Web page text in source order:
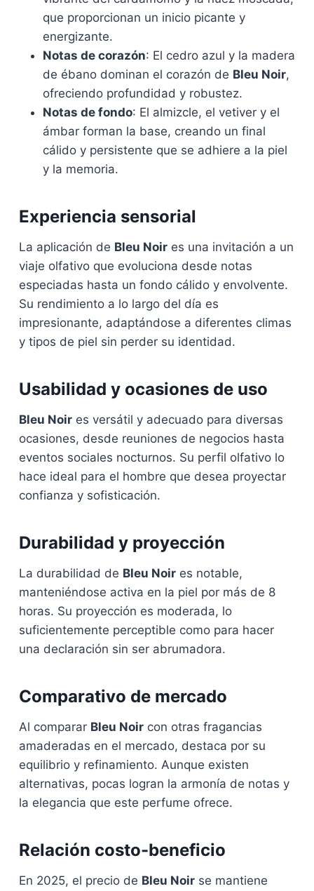
que proporcionan un inicio picante y
energizante.
Notas de corazón: El cedro azul y la madera
de ébano dominan el corazón de Bleu Noir,
ofreciendo profundidad y robustez.
Notas de fondo: El almizcle, el vetiver y el
ámbar forman la base, creando un final
cálido y persistente que se adhiere a la piel
y la memoria.
Experiencia sensorial
La aplicación de Bleu Noir es una invitación a un
viaje olfativo que evoluciona desde notas
especiadas hasta un fondo cálido y envolvente.
Su rendimiento a lo largo del día es
impresionante, adaptándose a diferentes climas
y tipos de piel sin perder su identidad.
Usabilidad y ocasiones de uso
Bleu Noir es versátil y adecuado para diversas
ocasiones, desde reuniones de negocios hasta
eventos sociales nocturnos. Su perfil olfativo lo
hace ideal para el hombre que desea proyectar
confianza y sofisticación.
Durabilidad y proyección
La durabilidad de Bleu Noir es notable,
manteniéndose activa en la piel por más de 8
horas. Su proyección es moderada, lo
suficientemente perceptible como para hacer
una declaración sin ser abrumadora.
Comparativo de mercado
Al comparar Bleu Noir con otras fragancias
amaderadas en el mercado, destaca por su
equilibrio y refinamiento. Aunque existen
alternativas, pocas logran la armonía de notas y
la elegancia que este perfume ofrece.
Relación costo-beneficio
En 2025, el precio de Bleu Noir se mantiene